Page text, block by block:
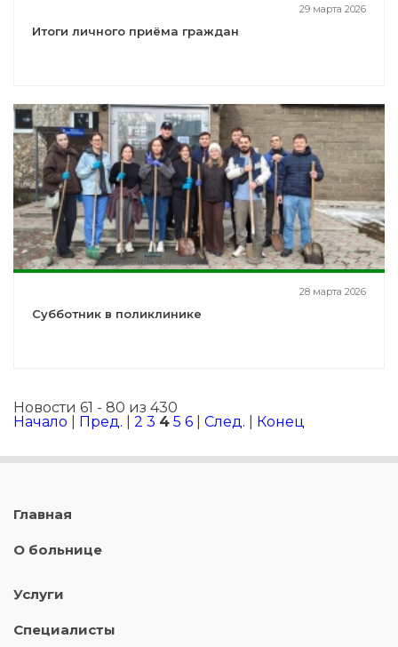
29 марта 2026
Итоги личного приёма граждан
28 марта 2026
Субботник в поликлинике
Новости 61 - 80 из 430
Начало
Пред. 2 3 4 5 6 След. Конец
Главная
О больнице
Услуги
Специалисты